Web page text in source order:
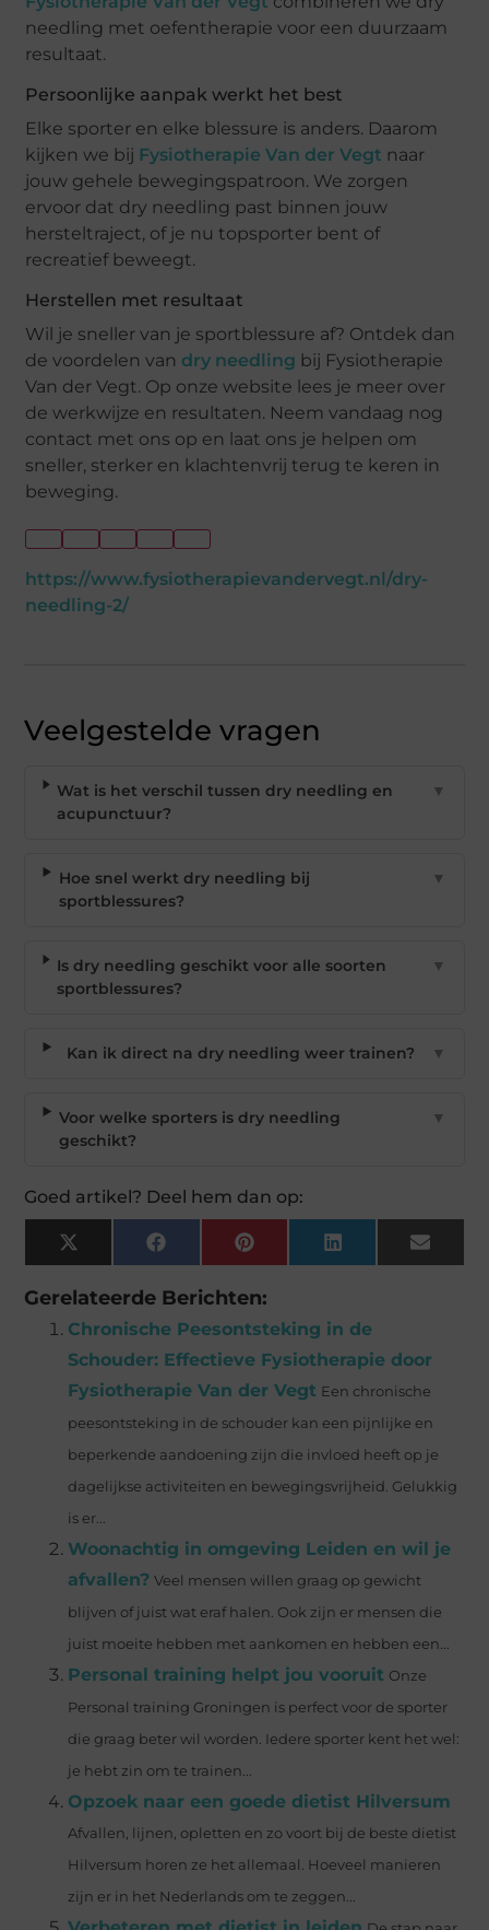
needling met oefentherapie voor een duurzaam
resultaat.
Persoonlijke aanpak werkt het best
Elke sporter en elke blessure is anders. Daarom
kijken we bij Fysiotherapie Van der Vegt naar
jouw gehele bewegingspatroon. We zorgen
ervoor dat dry needling past binnen jouw
hersteltraject, of je nu topsporter bent of
recreatief beweegt.
Herstellen met resultaat
Wil je sneller van je sportblessure af? Ontdek dan
de voordelen van dry needling bij Fysiotherapie
Van der Vegt. Op onze website lees je meer over
de werkwijze en resultaten. Neem vandaag nog
contact met ons op en laat ons je helpen om
sneller, sterker en klachtenvrij terug te keren in
beweging.
https://www.fysiotherapievandervegt.nl/dry-
needling-2/
Veelgestelde vragen
Wat is het verschil tussen dry needling en
acupunctuur?
▼
Hoe snel werkt dry needling bij
sportblessures?
▼
Is dry needling geschikt voor alle soorten
sportblessures?
▼
Kan ik direct na dry needling weer trainen? ▼
Voor welke sporters is dry needling
geschikt?
▼
Goed artikel? Deel hem dan op:
X
(Twitter)
Facebook Pinterest LinkedIn Email
Gerelateerde Berichten:
Chronische Peesontsteking in de
Schouder: Effectieve Fysiotherapie door
Fysiotherapie Van der Vegt Een chronische
peesontsteking in de schouder kan een pijnlijke en
beperkende aandoening zijn die invloed heeft op je
dagelijkse activiteiten en bewegingsvrijheid. Gelukkig
is er...
Woonachtig in omgeving Leiden en wil je
afvallen? Veel mensen willen graag op gewicht
blijven of juist wat eraf halen. Ook zijn er mensen die
juist moeite hebben met aankomen en hebben een...
Personal training helpt jou vooruit Onze
Personal training Groningen is perfect voor de sporter
die graag beter wil worden. Iedere sporter kent het wel:
je hebt zin om te trainen...
Opzoek naar een goede dietist Hilversum
Afvallen, lijnen, opletten en zo voort bij de beste dietist
Hilversum horen ze het allemaal. Hoeveel manieren
zijn er in het Nederlands om te zeggen...